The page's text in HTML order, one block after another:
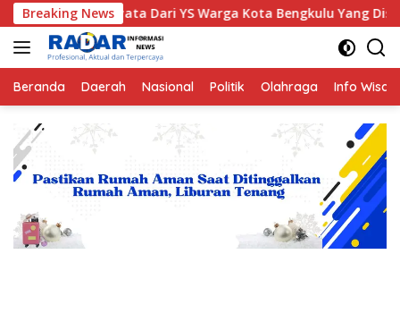
Langsung
ke
konten
Breaking News
Nyata Dari YS Warga Kota Bengkulu Yang
Beranda Daerah Nasional Politik Olahraga Info